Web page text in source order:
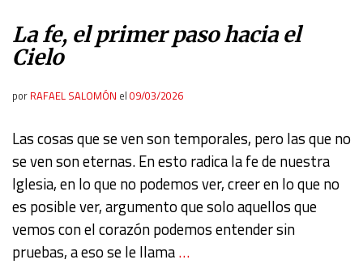
La fe, el primer paso hacia el
Cielo
por RAFAEL SALOMÓN el 09/03/2026
Las cosas que se ven son temporales, pero las que no
se ven son eternas. En esto radica la fe de nuestra
Iglesia, en lo que no podemos ver, creer en lo que no
es posible ver, argumento que solo aquellos que
vemos con el corazón podemos entender sin
pruebas, a eso se le llama…